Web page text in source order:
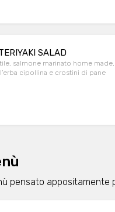
SALAD
salmone marinato home made,
cipollina e crostini di pane
pensato appositamente